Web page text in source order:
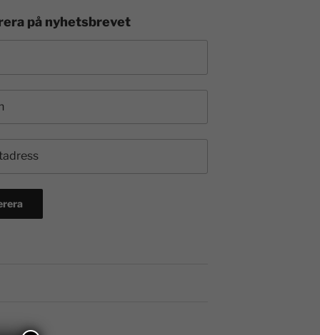
på nyhetsbrevet